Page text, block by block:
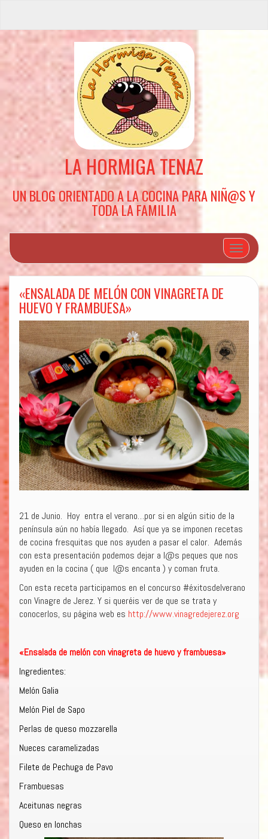
LA HORMIGA TENAZ
UN BLOG ORIENTADO A LA COCINA PARA NIÑ@S Y
TODA LA FAMILIA
Cambiar
«ENSALADA DE MELÓN CON VINAGRETA DE
HUEVO Y FRAMBUESA»
21 de Junio. Hoy entra el verano…por si en algún sitio de la
península aún no había llegado. Así que ya se imponen recetas
de cocina fresquitas que nos ayuden a pasar el calor. Además
con esta presentación podemos dejar a l@s peques que nos
ayuden en la cocina ( que l@s encanta ) y coman fruta.
Con esta receta participamos en el concurso #éxitosdelverano
con Vinagre de Jerez. Y si queréis ver de que se trata y
conocerlos, su página web es http://www.vinagredejerez.org
«Ensalada de melón con vinagreta de huevo y frambuesa»
Ingredientes:
Melón Galia
Melón Piel de Sapo
Perlas de queso mozzarella
Nueces caramelizadas
Filete de Pechuga de Pavo
Frambuesas
Aceitunas negras
Queso en lonchas